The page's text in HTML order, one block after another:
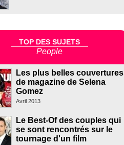
TOP DES SUJETS
People
Les plus belles couvertures
de magazine de Selena
Gomez
Avril 2013
Le Best-Of des couples qui
se sont rencontrés sur le
tournage d'un film